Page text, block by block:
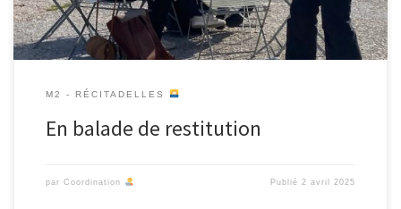
M2 - RÉCITADELLES
En balade de restitution
par Coordination Publié2 avril 2025